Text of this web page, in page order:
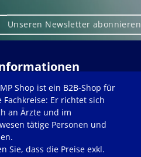
Unseren Newsletter abonnieren
Shop ist ein B2B-Shop für
Fachkreise: Er richtet sich
an Ärzte und im
tätige Personen und
Sie, dass die Preise exkl.